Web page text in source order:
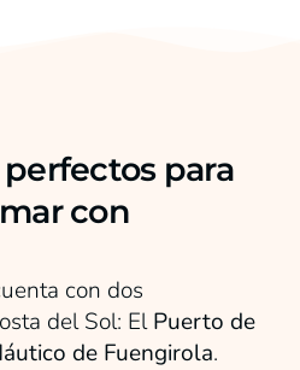
para
con
con dos
del Sol: ElPuerto de
de Fuengirola.